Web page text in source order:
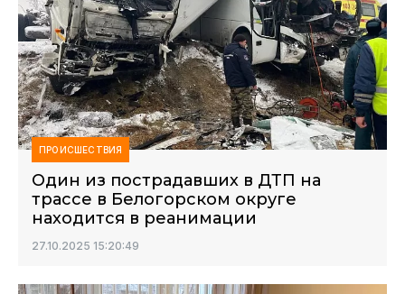
ПРОИСШЕСТВИЯ
Один из пострадавших в ДТП на
трассе в Белогорском округе
находится в реанимации
27.10.2025 15:20:49